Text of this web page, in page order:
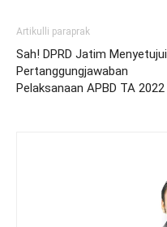
Artikulli paraprak
Sah! DPRD Jatim Menyetujui
Pertanggungjawaban
Pelaksanaan APBD TA 2022